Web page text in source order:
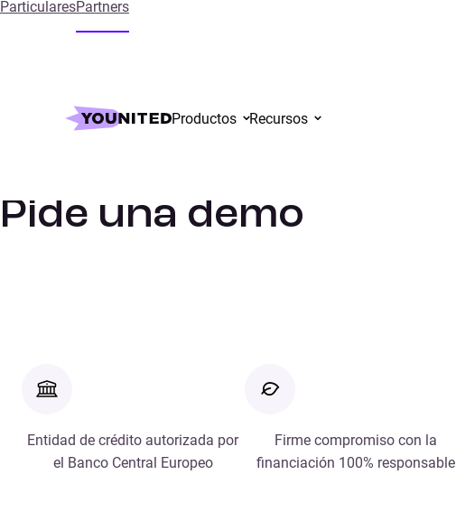
ParticularesPartners
Productos Recursos
Pide una demo
Entidad de crédito autorizada por
el Banco Central Europeo
Firme compromiso con la
financiación 100% responsable